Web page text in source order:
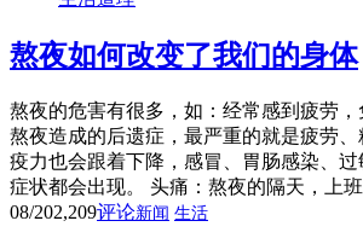
熬夜如何改变了我们的身体
熬夜的危害有很多，如：经常感到疲劳
熬夜造成的后遗症，最严重的就是疲劳
疫力也会跟着下降，感冒、胃肠感染、
症状都会出现。 头痛：熬夜的隔天，上
08/202,209评论新闻 生活